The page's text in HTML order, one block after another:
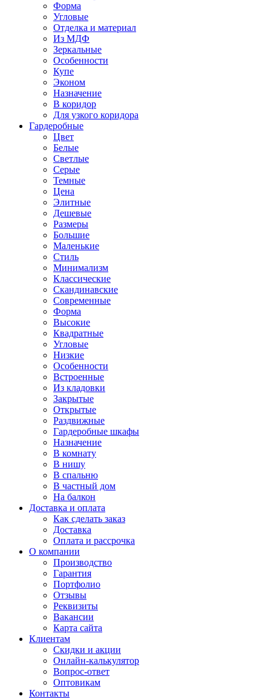
Форма
Угловые
Отделка и материал
Из МДФ
Зеркальные
Особенности
Купе
Эконом
Назначение
В коридор
Для узкого коридора
Гардеробные
Цвет
Белые
Светлые
Серые
Темные
Цена
Элитные
Дешевые
Размеры
Большие
Маленькие
Стиль
Минимализм
Классические
Скандинавские
Современные
Форма
Высокие
Квадратные
Угловые
Низкие
Особенности
Встроенные
Из кладовки
Закрытые
Открытые
Раздвижные
Гардеробные шкафы
Назначение
В комнату
В нишу
В спальню
В частный дом
На балкон
Доставка и оплата
Как сделать заказ
Доставка
Оплата и рассрочка
О компании
Производство
Гарантия
Портфолио
Отзывы
Реквизиты
Вакансии
Карта сайта
Клиентам
Скидки и акции
Онлайн-калькулятор
Вопрос-ответ
Оптовикам
Контакты